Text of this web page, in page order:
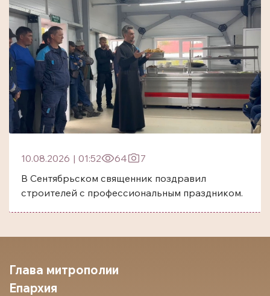
10.08.2026 | 01:52 64
7
В Сентябрьском священник поздравил
строителей с профессиональным праздником.
Глава митрополии
Епархия